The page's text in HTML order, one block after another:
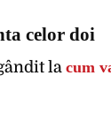
celor doi
la cum